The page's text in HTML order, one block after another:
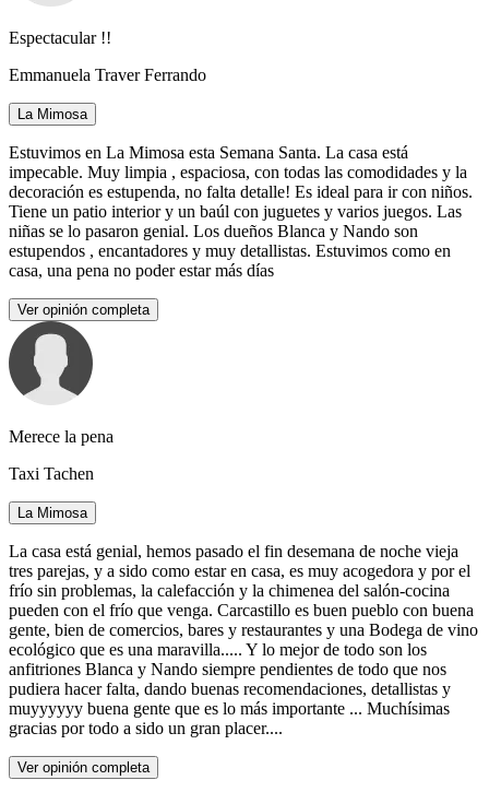
Espectacular !!
Emmanuela Traver Ferrando
La Mimosa
Estuvimos en La Mimosa esta Semana Santa. La casa está
impecable. Muy limpia , espaciosa, con todas las comodidades y la
decoración es estupenda, no falta detalle! Es ideal para ir con niños.
Tiene un patio interior y un baúl con juguetes y varios juegos. Las
niñas se lo pasaron genial. Los dueños Blanca y Nando son
estupendos , encantadores y muy detallistas. Estuvimos como en
casa, una pena no poder estar más días
Ver opinión completa
Merece la pena
Taxi Tachen
La Mimosa
La casa está genial, hemos pasado el fin desemana de noche vieja
tres parejas, y a sido como estar en casa, es muy acogedora y por el
frío sin problemas, la calefacción y la chimenea del salón-cocina
pueden con el frío que venga. Carcastillo es buen pueblo con buena
gente, bien de comercios, bares y restaurantes y una Bodega de vino
ecológico que es una maravilla..... Y lo mejor de todo son los
anfitriones Blanca y Nando siempre pendientes de todo que nos
pudiera hacer falta, dando buenas recomendaciones, detallistas y
muyyyyyy buena gente que es lo más importante ... Muchísimas
gracias por todo a sido un gran placer....
Ver opinión completa